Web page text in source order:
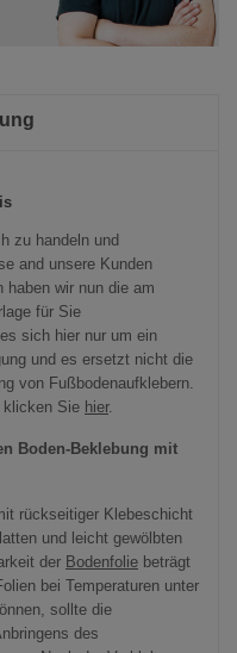
zu handeln und
and unsere Kunden
haben wir nun die am
für Sie
sich hier nur um ein
und es ersetzt nicht die
von Fußbodenaufklebern.
klicken Sie hier.
Boden-Beklebung mit
rückseitiger Klebeschicht
und leicht gewölbten
der Bodenfolie beträgt
bei Temperaturen unter
sollte die
des